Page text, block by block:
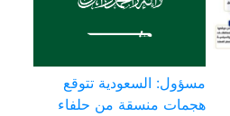
مسؤول: السعودية تتوقع
هجمات منسقة من حلفاء